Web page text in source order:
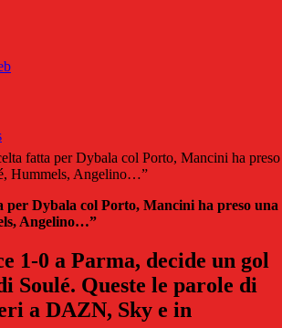
fatta per Dybala col Porto, Mancini ha preso
Hummels, Angelino…”
per Dybala col Porto, Mancini ha preso una
Angelino…”
1-0 a Parma, decide un gol
Soulé. Queste le parole di
a DAZN, Sky e in